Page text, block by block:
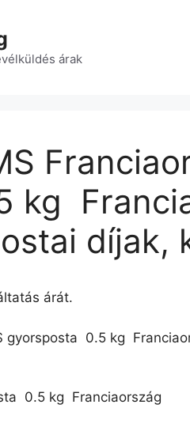
árak
kg 
díjak,
árát.
 0.5 kg 
 0.5 kg  Franciaország